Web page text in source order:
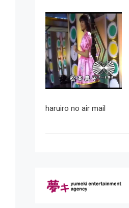
haruiro no air mail